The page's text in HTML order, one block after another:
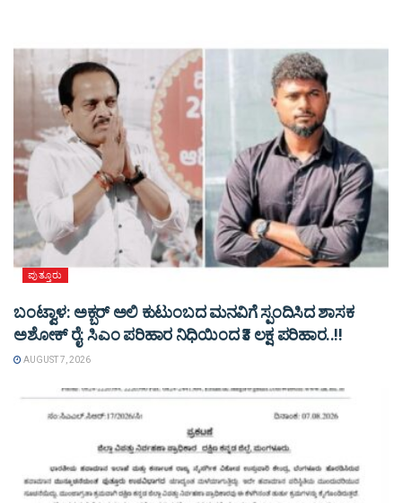
ಪುತ್ತೂರು
ಬಂಟ್ವಾಳ: ಅಕ್ಬರ್ ಅಲಿ ಕುಟುಂಬದ ಮನವಿಗೆ ಸ್ಪಂದಿಸಿದ ಶಾಸಕ
ಅಶೋಕ್ ರೈ: ಸಿಎಂ ಪರಿಹಾರ ನಿಧಿಯಿಂದ ₹3 ಲಕ್ಷ ಪರಿಹಾರ..!!
AUGUST 7, 2026